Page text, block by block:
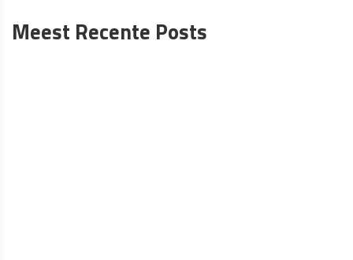
Meest Recente Posts